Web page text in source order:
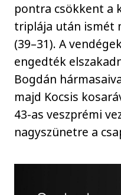
pontra csökkent a
triplája után ismét
(39–31). A
engedték
Bogdán
majd Kocsis
43-as veszprémi
nagyszünetre a